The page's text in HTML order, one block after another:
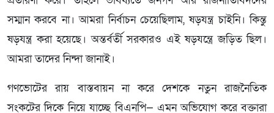
সম্মান করবে না। আমরা নির্বাচন চেয়েছিলাম, ষড়যন্ত্র চাইনি। কিন্তু
ষড়যন্ত্র করা হয়েছে। অন্তর্বর্তী সরকারও এই ষড়যন্ত্রে জড়িত ছিল।
আমরা তাদের নিন্দা জানাই।
গণভোটের রায় বাস্তবায়ন না করে দেশকে নতুন রাজনৈতিক
সংকটের দিকে নিয়ে যাচ্ছে বিএনপি— এমন অভিযোগ করে বক্তারা